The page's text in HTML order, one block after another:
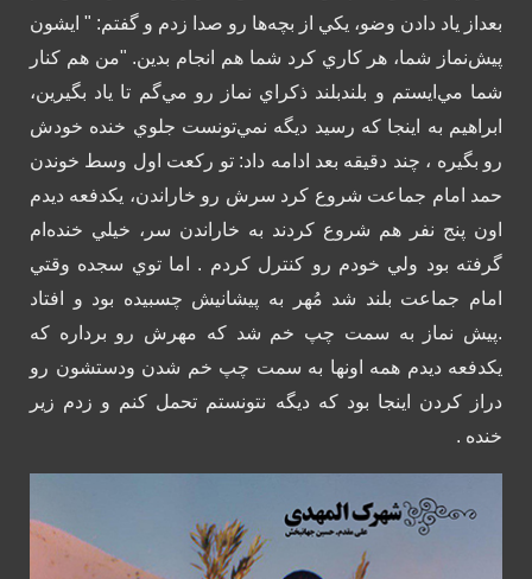
بعداز ياد دادن وضو، يكي از بچه‌ها رو صدا زدم و گفتم: " ايشون
پيش‌نماز شما، هر كاري كرد شما هم انجام بدين. "من هم كنار
شما مي‌ايستم و بلندبلند ذكراي نماز رو مي‌گم تا ياد بگيرين،
ابراهيم به اينجا كه رسيد ديگه نمي‌تونست جلوي خنده خودش
رو بگيره ، چند دقيقه بعد ادامه داد:تو ركعت اول وسط خوندن
حمد امام جماعت شروع كرد سرش رو خاراندن، يكدفعه ديدم
اون پنج نفر هم شروع كردند به خاراندن سر، خيلي خنده‌ام
گرفته بود ولي خودم رو كنترل كردم . اما توي سجده وقتي
امام جماعت بلند شد مُهر به پيشانيش چسبيده بود و افتاد
.پيش نماز به سمت چپ خم شد كه مهرش رو برداره كه
يكدفعه ديدم همه اونها به سمت چپ خم شدن ودستشون رو
دراز كردن اينجا بود كه ديگه نتونستم تحمل كنم و زدم زير
خنده .